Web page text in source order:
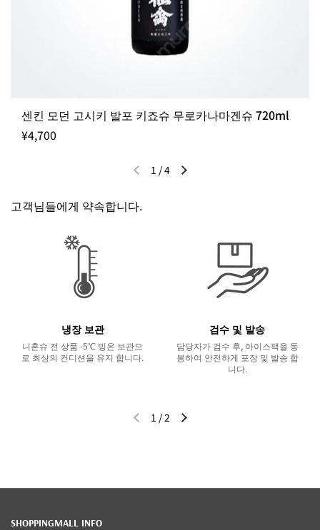
센킨 모던 고시키 발포 키죠슈 무로카나마겐슈 720ml
¥4,700
이전 슬라이드다음 슬라이드
1 /4
고객님들에게 약속합니다.
냉장 보관
니혼슈 전 상품 -5℃ 빙온 보관으
로 최상의 컨디션을 유지 합니다.
검수 및 발송
담당자가 검수 후, 아이스팩을 동
봉하여 안전하게 포장 및 발송 합
니다.
이전 슬라이드다음 슬라이드
1 /2
SHOPPINGMALL INFO